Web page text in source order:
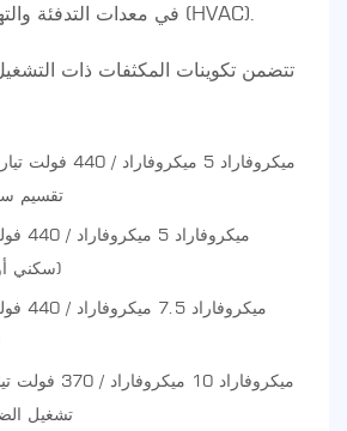
في معدات التدفئة والتهوية وتكييف الهواء (HVAC).
تتضمن تكوينات المكثفات ذات
تقسيم
(سكني
تشغيل